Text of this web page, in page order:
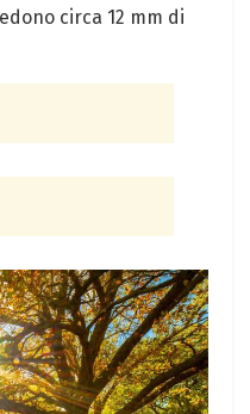
circa 12 mm di